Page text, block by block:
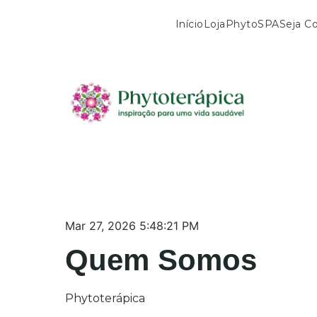
Início Loja PhytoSPASeja
Mar 27, 2026 5:48:21 PM
Quem Somos
Phytoterápica